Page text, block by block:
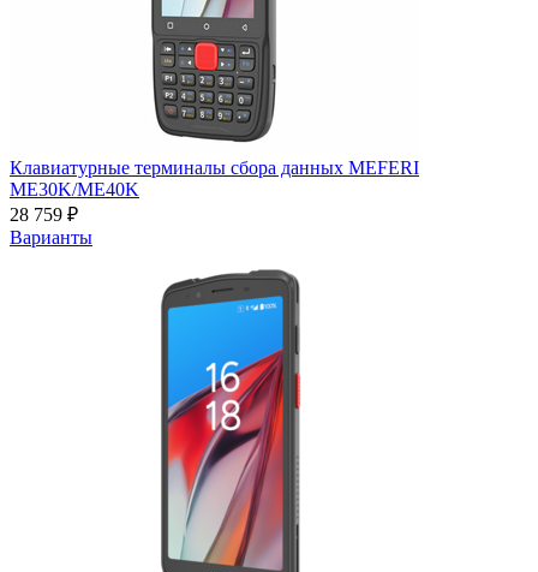
Клавиатурные терминалы сбора данных MEFERI
ME30K/ME40K
28 759 ₽
Варианты